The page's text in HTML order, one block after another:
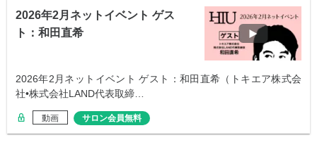
2026年2月ネットイベント ゲス
ト：和田直希
2026年2月ネットイベント ゲスト：和田直希（トキエア株式会
社•株式会社LAND代表取締…
動画 サロン会員無料